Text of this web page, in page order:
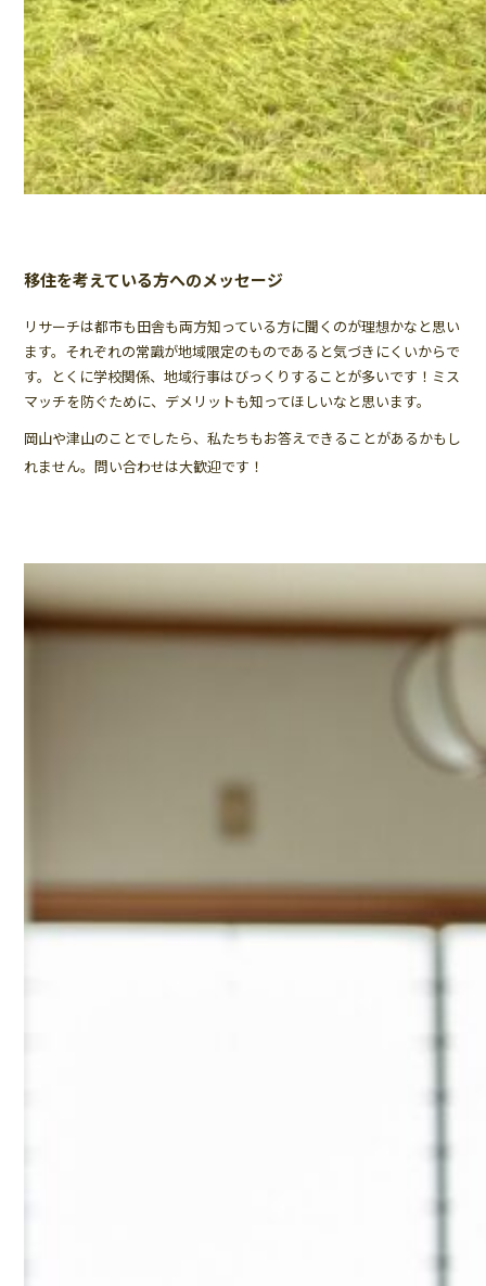
移住を考えている方へのメッセージ
リサーチは都市も田舎も両方知っている方に聞くのが理想かなと思い
ます。それぞれの常識が地域限定のものであると気づきにくいからで
す。とくに学校関係、地域行事はびっくりすることが多いです！ミス
マッチを防ぐために、デメリットも知ってほしいなと思います。
岡山や津山のことでしたら、私たちもお答えできることがあるかもし
れません。問い合わせは大歓迎です！